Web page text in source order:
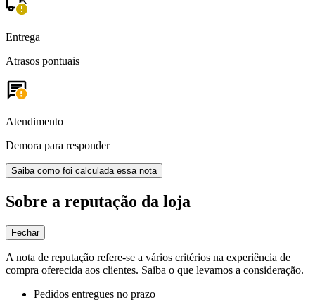
Entrega
Atrasos pontuais
Atendimento
Demora para responder
Saiba como foi calculada essa nota
Sobre a reputação da loja
Fechar
A nota de reputação refere-se a vários critérios na experiência de
compra oferecida aos clientes. Saiba o que levamos a consideração.
Pedidos entregues no prazo